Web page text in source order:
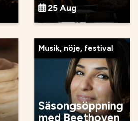
25 Aug
Musik, nöje, festival
Säsongsöppning
med Beethoven